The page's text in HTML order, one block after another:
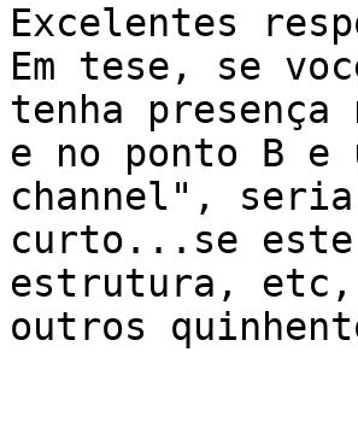
Excelentes
Em tese, se
tenha presença
e no ponto B
channel", seria
curto...se
estrutura,
outros